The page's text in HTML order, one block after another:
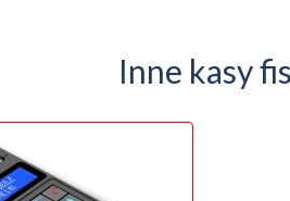
Inne kasy